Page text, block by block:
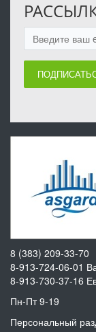
8 (383) 209-33-70
8-913-724-06-01
8-913-730-37-16
Пн-Пт 9-19
Персональный